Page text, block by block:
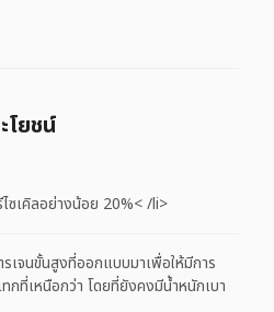
ยชน์
ซเคิลอย่างน้อย 20%< /li>
จนขั้นสูงที่ออกแบบมาเพื่อให้มีการ
ที่เหนือกว่า โดยที่ยังคงมีน้ำหนักเบา